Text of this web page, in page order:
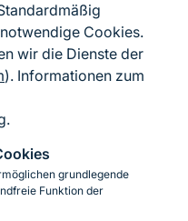
Cookies.
wir die Dienste der
). Informationen zum
.
grundlegende
Funktion der
BfN